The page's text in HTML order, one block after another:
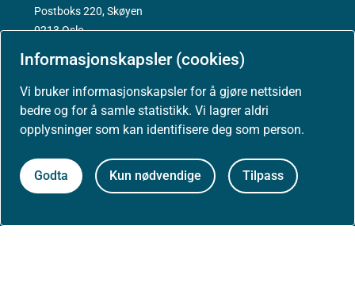
Informasjonskapsler (cookies)
Vi bruker informasjonskapsler for å gjøre nettsiden
bedre og for å samle statistikk. Vi lagrer aldri
opplysninger som kan identifisere deg som person.
Godta Kun nødvendige Tilpass
Postboks 220, Skøyen
0213 Oslo
Aktuelt
Nyheter